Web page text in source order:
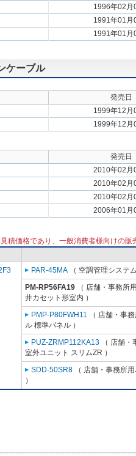
1996年02月
1991年01月
1991年01月
ケーブル
発売日
1999年12月
1999年12月
発売日
2010年02月
2010年02月
2010年02月
2006年01月
積価格であり、一般消費者様向けの販
PAR-45MA （ 空調管理システ
PM-RP56FA19 （ 店舗・事務所
井カセット形室内 ）
PMP-P80FWH11 （ 店舗・事
ル 標準パネル ）
PUZ-ZRMP112KA13 （ 店舗
室外ユニット スリムZR ）
SDD-50SR8 （ 店舗・事務所
）